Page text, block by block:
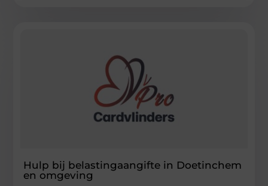
Hulp bij belastingaangifte in Doetinchem
en omgeving